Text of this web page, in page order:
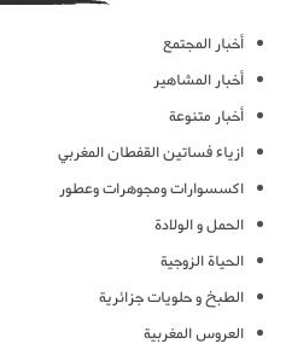
أخبار المجتمع
أخبار المشاهير
أخبار متنوعة
ازياء فساتين القفطان المغربي
اكسسوارات ومجوهرات وعطور
الحمل و الولادة
الحياة الزوجية
الطبخ و حلويات جزائرية
العروس المغربية